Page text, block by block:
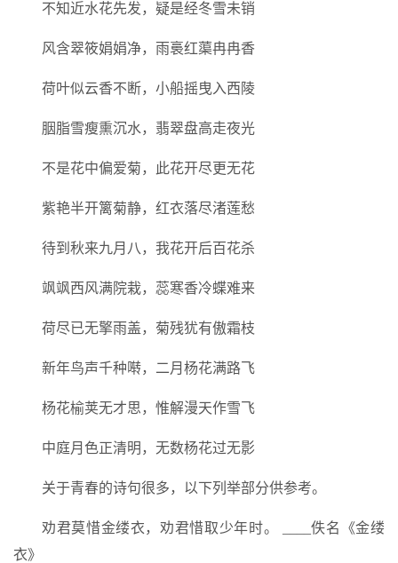
不知近水花先发，疑是经冬雪未销
风含翠筱娟娟净，雨裛红蕖冉冉香
荷叶似云香不断，小船摇曳入西陵
胭脂雪瘦熏沉水，翡翠盘高走夜光
不是花中偏爱菊，此花开尽更无花
紫艳半开篱菊静，红衣落尽渚莲愁
待到秋来九月八，我花开后百花杀
飒飒西风满院栽，蕊寒香冷蝶难来
荷尽已无擎雨盖，菊残犹有傲霜枝
新年鸟声千种啭，二月杨花满路飞
杨花榆荚无才思，惟解漫天作雪飞
中庭月色正清明，无数杨花过无影
关于青春的诗句很多，以下列举部分供参考。
劝君莫惜金缕衣，劝君惜取少年时。 ____佚名《金缕
衣》